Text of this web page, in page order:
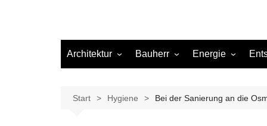
Architektur Bauherr
Beleuchtung
Energie
Gas
Start Hygiene Bei der Sanierung an die